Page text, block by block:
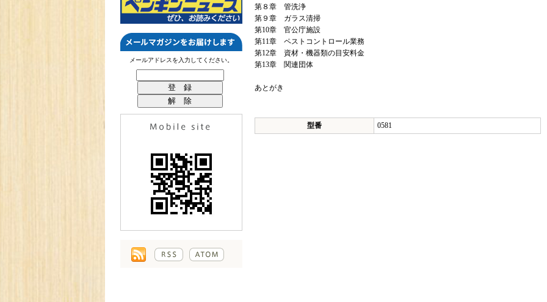
メールアドレスを入力してください。
第８章 管洗浄
第９章 ガラス清掃
第10章 官公庁施設
第11章 ペストコントロール業務
第12章 資材・機器類の目安料金
第13章 関連団体
あとがき
型番 0581